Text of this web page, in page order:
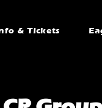
& Tickets